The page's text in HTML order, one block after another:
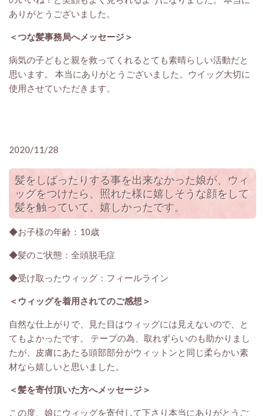
ありがとうございました。
＜つな髪事務局へメッセージ＞
病気の子どもと親を救ってくれるとても素晴らしい活動だと
思います。 本当にありがとうございました。ウイッグ大切に
使用させていただきます。
2020/11/28
髪をしばったりする事を出来なかった娘が、ウィ
ッグをつけたら、照れた様に嬉しそうな顔をして
髪を触っていて、嬉しかったです。
◆お子様の年齢：10歳
◆髪のご状態：全頭脱毛症
◆受け取ったウィッグ：フィールライン
＜ウィッグを着用されてのご感想＞
自然な仕上がりで、見た目はウィッグには見えないので、と
てもよかったです。 テープの為、取れずらいのも助かりまし
たが、皮膚にあたる頭部部分がウィットンと同じ柔らかい素
材なら嬉しいと思いました。
＜髪を寄付頂いた方へメッセージ＞
この度、娘にウィッグを寄付して下さり本当にありがとうご